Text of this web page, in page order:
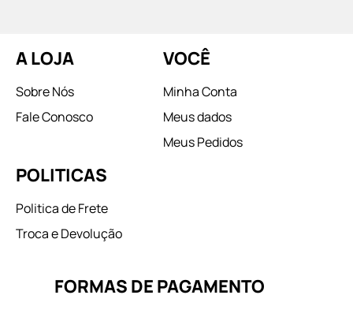
A LOJA
Sobre Nós
Fale Conosco
VOCÊ
Minha Conta
Meus dados
Meus Pedidos
POLITICAS
Politica de Frete
Troca e Devolução
FORMAS DE PAGAMENTO